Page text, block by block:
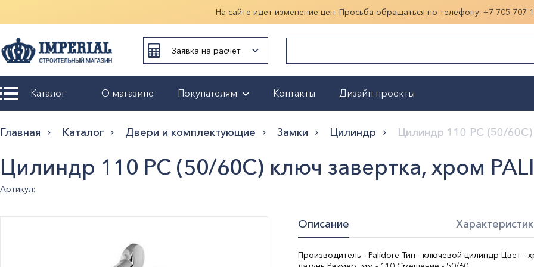
На сайте идет изменение цен. Просьба обращаться по телефону: +7 705 707
Заявка на расчет
Показать больше
Каталог О магазине Покупателям
обмен
Гарантия
Контакты Дизайн проекты
Главная Каталог Двери и комплектующие Замки Цилиндр Цилиндр 110 PC (50/60C)
Цилиндр 110 PC (50/60C) ключ завертка, хром
Артикул:
Описание
Производитель - Palidore Тип - ключевой цилиндр Цвет -